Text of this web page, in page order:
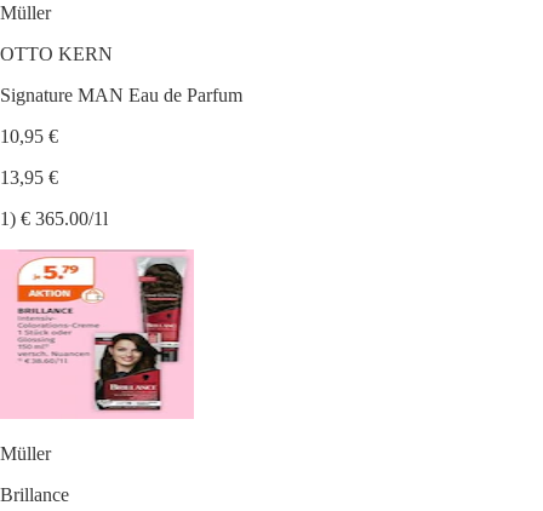
Müller
OTTO KERN
Signature MAN Eau de Parfum
10,95 €
13,95 €
1) € 365.00/1l
Müller
Brillance